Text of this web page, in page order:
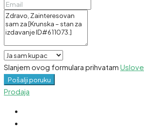
Slanjem ovog formulara prihvatam
Pošalji poruku
Prodaja